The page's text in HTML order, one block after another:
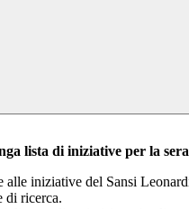
lista di iniziative per la
iniziative del Sansi
di ricerca.